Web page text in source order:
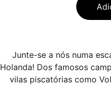
Junte-se a nós numa
Holanda! Dos famosos
vilas piscatórias como